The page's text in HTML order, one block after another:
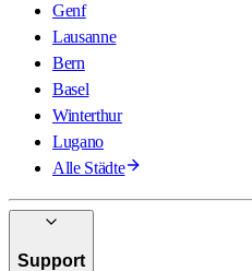
Genf
Lausanne
Bern
Basel
Winterthur
Lugano
Alle Städte
Support